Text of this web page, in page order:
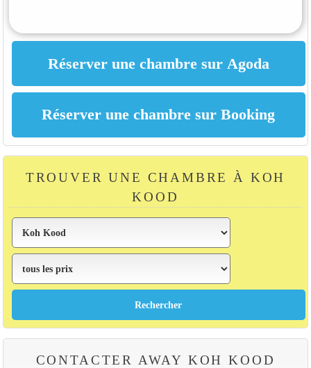
TROUVER UNE CHAMBRE À KOH
KOOD
CONTACTER AWAY KOH KOOD